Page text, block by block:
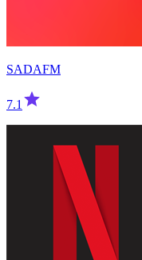
SADAFM
7.1